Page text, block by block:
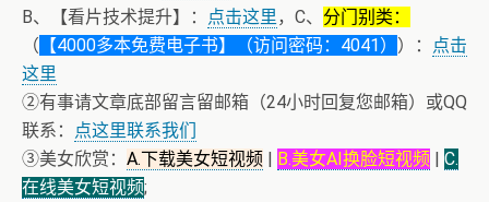
B、【看片技术提升】：
点击这里，C、 分门别类：
（ 【4000多本免费电子书】（访问密码：4041） ）：
点击
这里
②有事请文章底部留言留邮箱（24小时回复您邮箱）或QQ
联系：
点这里联系我们
③美女欣赏： A.下载美女短视频 | B.美女AI换脸短视频 | C.
在线美女短视频;